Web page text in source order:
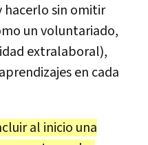
hacerlo sin omitir
un voluntariado,
extralaboral),
en cada
al inicio una